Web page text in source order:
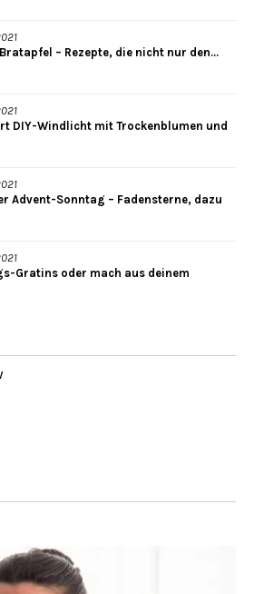
– Rezepte, die nicht nur den...
DIY-Windlicht mit Trockenblumen und
Advent-Sonntag – Fadensterne, dazu
Gratins oder mach aus deinem